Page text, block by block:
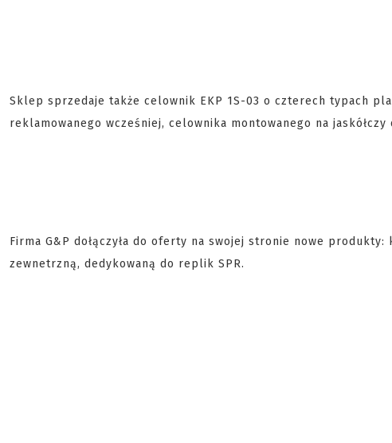
Sklep sprzedaje także celownik EKP 1S-03 o czterech typach
reklamowanego wcześniej, celownika montowanego na jaskółczy
Firma G&P dołączyła do oferty na swojej stronie nowe
zewnetrzną, dedykowaną do replik SPR.